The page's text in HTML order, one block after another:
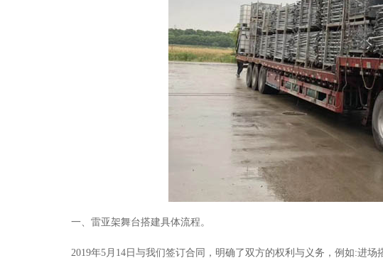
一、雷亚架舞台搭建具体流程。
2019年5月14日与我们签订合同，明确了双方的权利与义务，例如:进